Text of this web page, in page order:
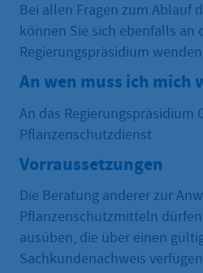
Bei allen Fragen zum Ablauf
können Sie sich ebenfalls an
Regierungspräsidium
An wen muss ich mich
An das Regierungspräsidium
Pflanzenschutzdienst
Vorraussetzungen
Die Beratung anderer zur
Pflanzenschutzmitteln
ausüben, die über einen
Sachkundenachweis